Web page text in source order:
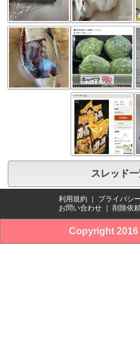
スレッド
利用規約 プライバシ
お問い合わせ
削除依
Copyright 2016